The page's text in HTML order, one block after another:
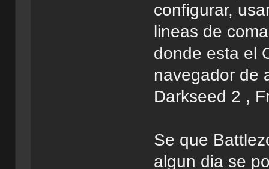
configurar,
lineas de
donde esta el
navegador de
Darkseed 2 ,
Se que
algun dia se